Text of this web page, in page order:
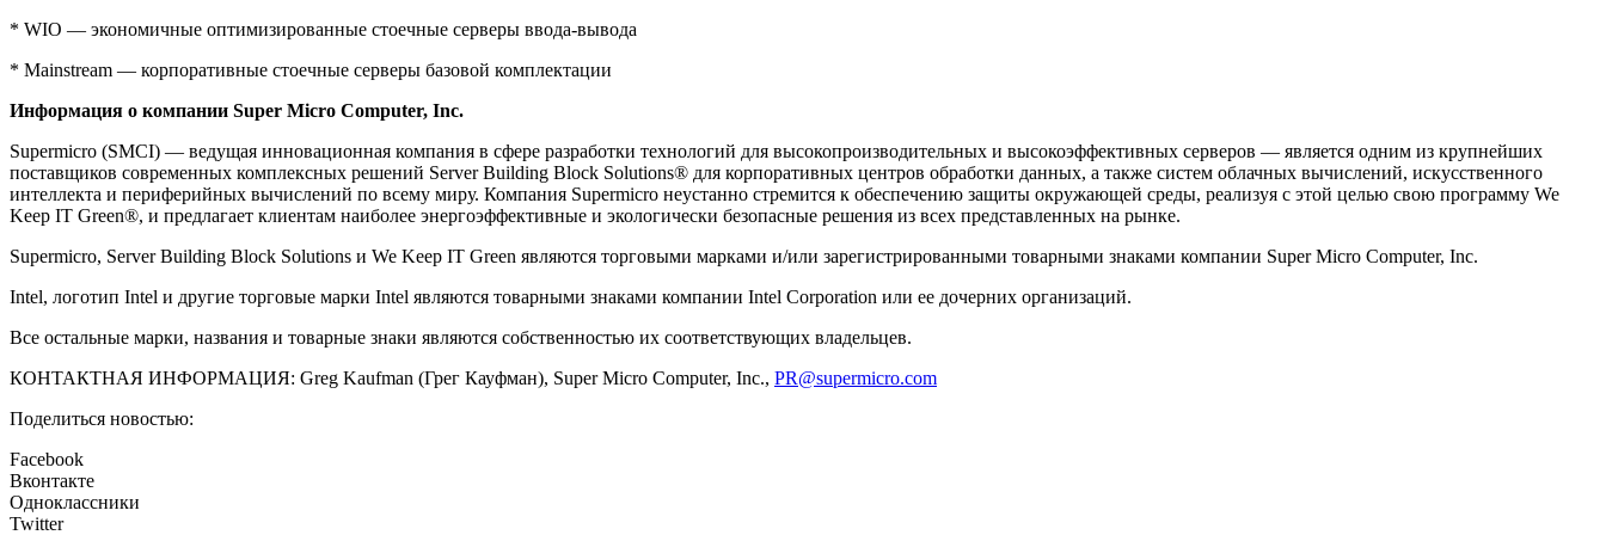
* WIO — экономичные оптимизированные стоечные серверы ввода-вывода
* Mainstream — корпоративные стоечные серверы базовой комплектации
Информация о компании Super Micro Computer, Inc.
Supermicro (SMCI) — ведущая инновационная компания в сфере разработки технологий для высокопроизводительных и высокоэффективных серверов — является одним из крупнейших
поставщиков современных комплексных решений Server Building Block Solutions® для корпоративных центров обработки данных, а также систем облачных вычислений, искусственного
интеллекта и периферийных вычислений по всему миру. Компания Supermicro неустанно стремится к обеспечению защиты окружающей среды, реализуя с этой целью свою программу We
Keep IT Green®, и предлагает клиентам наиболее энергоэффективные и экологически безопасные решения из всех представленных на рынке.
Supermicro, Server Building Block Solutions и We Keep IT Green являются торговыми марками и/или зарегистрированными товарными знаками компании Super Micro Computer, Inc.
Intel, логотип Intel и другие торговые марки Intel являются товарными знаками компании Intel Corporation или ее дочерних организаций.
Все остальные марки, названия и товарные знаки являются собственностью их соответствующих владельцев.
КОНТАКТНАЯ ИНФОРМАЦИЯ: Greg Kaufman (Грег Кауфман), Super Micro Computer, Inc., PR@supermicro.com
Поделиться новостью:
Facebook
Вконтакте
Одноклассники
Twitter